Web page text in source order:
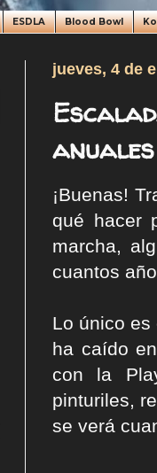
ESDLA Blood Bowl
jueves, 4 de
¡Buenas!
qué hacer
marcha,
cuantos
Lo único es
ha caído
con la
pinturiles,
se verá